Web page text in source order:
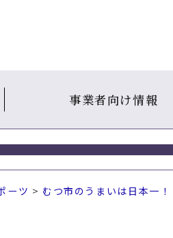
事業者向け情報
ーツ > むつ市のうまいは日本一！